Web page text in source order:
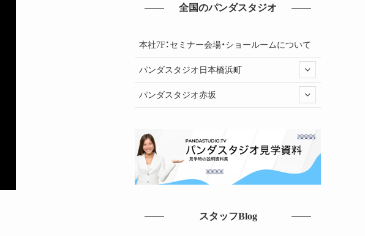
全国のパンダスタジオ
本社7F：セミナー会場・ショールームについて
パンダスタジオ日本橋浜町
パンダスタジオ赤坂
スタッフBlog